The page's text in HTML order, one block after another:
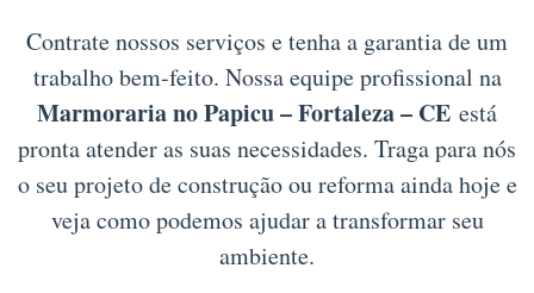
Contrate nossos serviços e tenha a garantia de um
trabalho bem-feito. Nossa equipe profissional na
Marmoraria no Papicu – Fortaleza – CE está
pronta atender as suas necessidades. Traga para nós
o seu projeto de construção ou reforma ainda hoje e
veja como podemos ajudar a transformar seu
ambiente.